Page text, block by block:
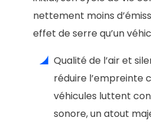
nettement moins
effet de serre qu’un
Qualité de l’air et
réduire l’empreinte
véhicules luttent
sonore, un atout